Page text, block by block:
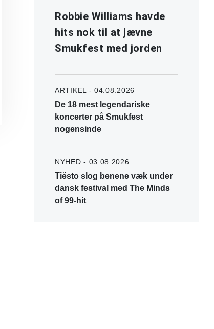
Robbie Williams havde
hits nok til at jævne
Smukfest med jorden
ARTIKEL - 04.08.2026
De 18 mest legendariske
koncerter på Smukfest
nogensinde
NYHED - 03.08.2026
Tiësto slog benene væk under
dansk festival med The Minds
of 99-hit